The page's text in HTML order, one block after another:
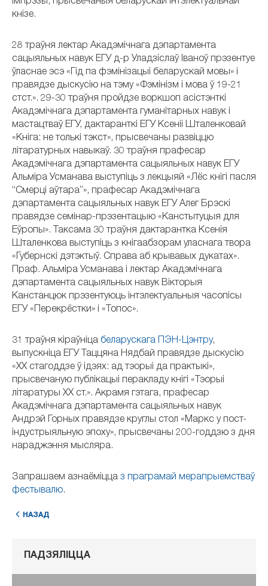
імпрэзы, прысвечаныя беларускай інтэлектуальнай
кнізе.
28 траўня лектар Акадэмічнага дэпартамента
сацыяльных навук ЕГУ д-р Уладзіслаў Іваноў прэзентуе
ўласнае эсэ «Гід па фэмінізацыі беларускай мовы» і
правядзе дыскусію на тэму «Фэмінізм і мова ў 19-21
стст.». 29-30 траўня пройдзе воркшоп асістэнткі
Акадэмічнага дэпартамента гуманітарных навук і
мастацтваў ЕГУ, дактаранткі ЕГУ Ксеніі Шталенковай
«Кніга: не толькі тэкст», прысвечаны развіццю
літаратурных навыкаў. 30 траўня прафесар
Акадэмічнага дэпартамента сацыяльных навук ЕГУ
Альміра Усманава выступіць з лекцыяй «Лёс кнігі пасля
“Смерці аўтара”», прафесар Акадэмічнага
дэпартамента сацыяльных навук ЕГУ Алег Брэскі
правядзе семінар-прэзентацыю «Канстытуцыя для
Еўропы». Таксама 30 траўня дактарантка Ксенія
Шталенкова выступіць з кнігаабзорам уласнага твора
«Губернскі дэтэктыў. Справа аб крывавых дукатах».
Праф. Альміра Усманава і лектар Акадэмічнага
дэпартамента сацыяльных навук Вікторыя
Канстанцюк прэзентуюць інтэлектуальныя часопісы
ЕГУ «Перекрёстки» і «Топос».
31 траўня кіраўніца беларускага ПЭН-Цэнтру,
выпускніца ЕГУ Таццяна Нядбай правядзе дыскусію
«ХХ стагоддзе ў ідэях: ад тэорыі да практыкі»,
прысвечаную публікацыі перакладу кнігі «Тэорыі
літаратуры ХХ ст.». Акрамя гэтага, прафесар
Акадэмічнага дэпартамента сацыяльных навук
Андрэй Горных правядзе круглы стол «Маркс у пост-
індустрыяльную эпоху», прысвечаны 200-годдзю з дня
нараджэння мысляра.
Запрашаем азнаёміцца з праграмай мерапрыемстваў
фестывалю.
НАЗАД
ПАДЗЯЛІЦЦА